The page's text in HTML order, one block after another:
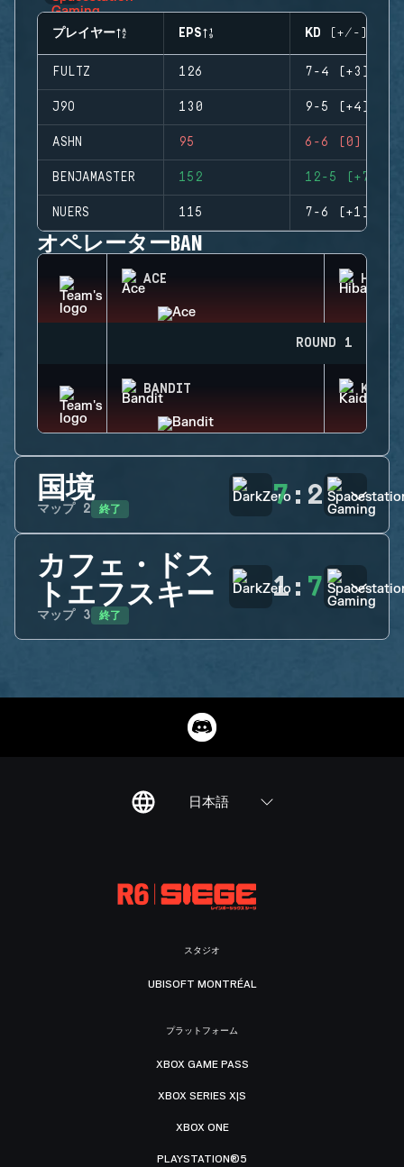
プレイヤー EPS KD (+/-)
FULTZ 126 7-4 (+3)
J9O 130 9-5 (+4)
ASHN 95 6-6 (0)
BENJAMASTER 152 12-5 (+7)
NUERS 115 7-6 (+1)
オペレーターBAN
ACE
ROUND 1
BANDIT KAID
国境
マップ 2 終了 7: 2
カフェ・ドス
トエフスキー
マップ 3 終了
1: 7
日本語
スタジオ
UBISOFT MONTRÉAL
プラットフォーム
XBOX GAME PASS
XBOX SERIES X|S
XBOX ONE
PLAYSTATION®5